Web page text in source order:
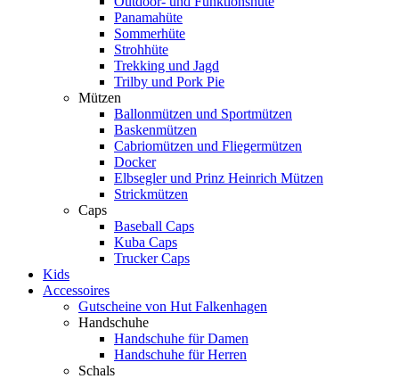
Panamahüte
Sommerhüte
Strohhüte
Trekking und Jagd
Trilby und Pork Pie
Mützen
Ballonmützen und Sportmützen
Baskenmützen
Cabriomützen und Fliegermützen
Docker
Elbsegler und Prinz Heinrich Mützen
Strickmützen
Caps
Baseball Caps
Kuba Caps
Trucker Caps
Kids
Accessoires
Gutscheine von Hut Falkenhagen
Handschuhe
Handschuhe für Damen
Handschuhe für Herren
Schals